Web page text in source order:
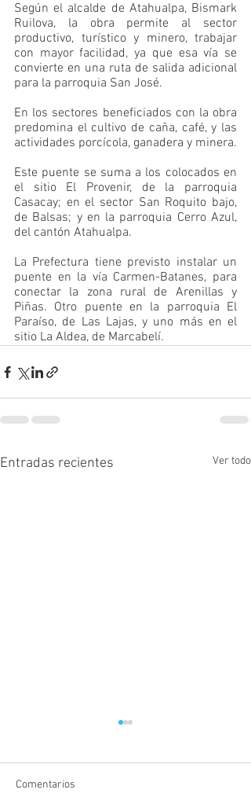
Según el alcalde de Atahualpa, Bismark
Ruilova, la obra permite al sector
productivo, turístico y minero, trabajar
con mayor facilidad, ya que esa vía se
convierte en una ruta de salida adicional
para la parroquia San José.
En los sectores beneficiados con la obra
predomina el cultivo de caña, café, y las
Este puente se suma a los colocados en
el sitio El Provenir, de la parroquia
Casacay; en el sector San Roquito bajo,
de Balsas; y en la parroquia Cerro Azul,
del cantón Atahualpa.
La Prefectura tiene previsto instalar un
puente en la vía Carmen-Batanes, para
conectar la zona rural de Arenillas y
Piñas. Otro puente en la parroquia El
Paraíso, de Las Lajas, y uno más en el
sitio La Aldea, de Marcabelí.
Entradas recientes Ver todo
Comentarios